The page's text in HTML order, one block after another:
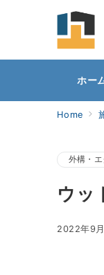
ホー
Home
外構・
ウッ
2022年9